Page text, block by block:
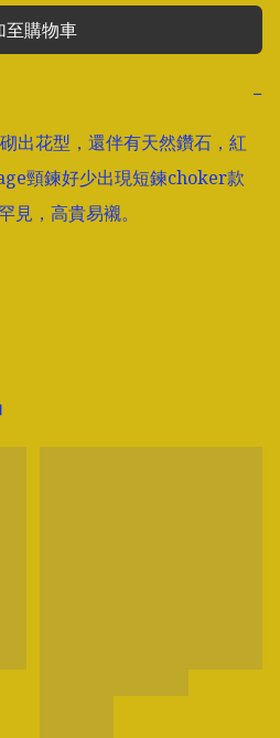
至購物車
−
出花型，還伴有天然鑽石，紅
頸鍊好少出現短鍊choker款
見，高貴易襯。